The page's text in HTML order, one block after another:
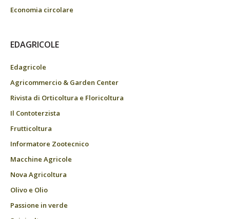
Economia circolare
EDAGRICOLE
Edagricole
Agricommercio & Garden Center
Rivista di Orticoltura e Floricoltura
Il Contoterzista
Frutticoltura
Informatore Zootecnico
Macchine Agricole
Nova Agricoltura
Olivo e Olio
Passione in verde